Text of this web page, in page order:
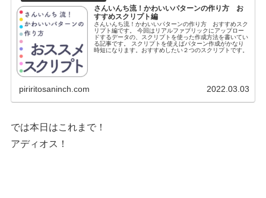
さんいんち流！かわいいパターンの作り方 お
すすめスクリプト編
さんいんち流！かわいいパターンの作り方 おすすめスク
リプト編です。 今回はリアルファブリックにアップロー
ドするデータの、スクリプトを使った作成方法を書いてい
る記事です。 スクリプトを使えばパターン作成がかなり
時短になります。おすすめしたい２つのスクリプトです。
piriritosaninch.com 2022.03.03
では本日はこれまで！
アディオス！